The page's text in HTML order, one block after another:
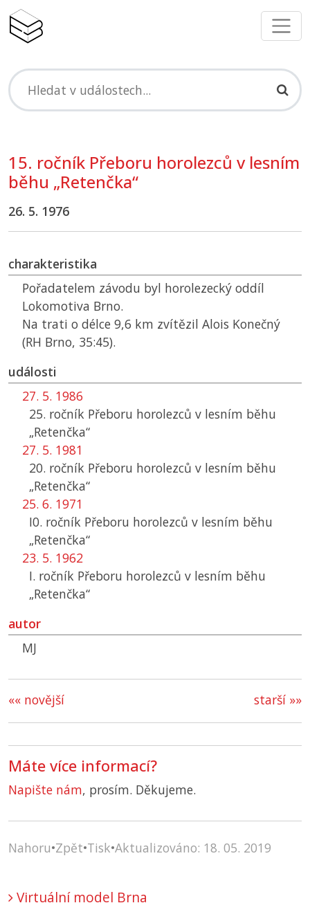
15. ročník Přeboru horolezců v lesním
běhu „Retenčka“
26. 5. 1976
charakteristika
Pořadatelem závodu byl horolezecký oddíl
Lokomotiva Brno.
Na trati o délce 9,6 km zvítězil Alois Konečný
(RH Brno, 35:45).
události
27. 5. 1986
25. ročník Přeboru horolezců v lesním běhu
„Retenčka“
27. 5. 1981
20. ročník Přeboru horolezců v lesním běhu
„Retenčka“
25. 6. 1971
I0. ročník Přeboru horolezců v lesním běhu
„Retenčka“
23. 5. 1962
I. ročník Přeboru horolezců v lesním běhu
„Retenčka“
autor
MJ
starší »»
«« novější
Máte více informací?
Napište nám, prosím. Děkujeme.
Nahoru•Zpět•Tisk•Aktualizováno: 18. 05. 2019
Virtuální model Brna